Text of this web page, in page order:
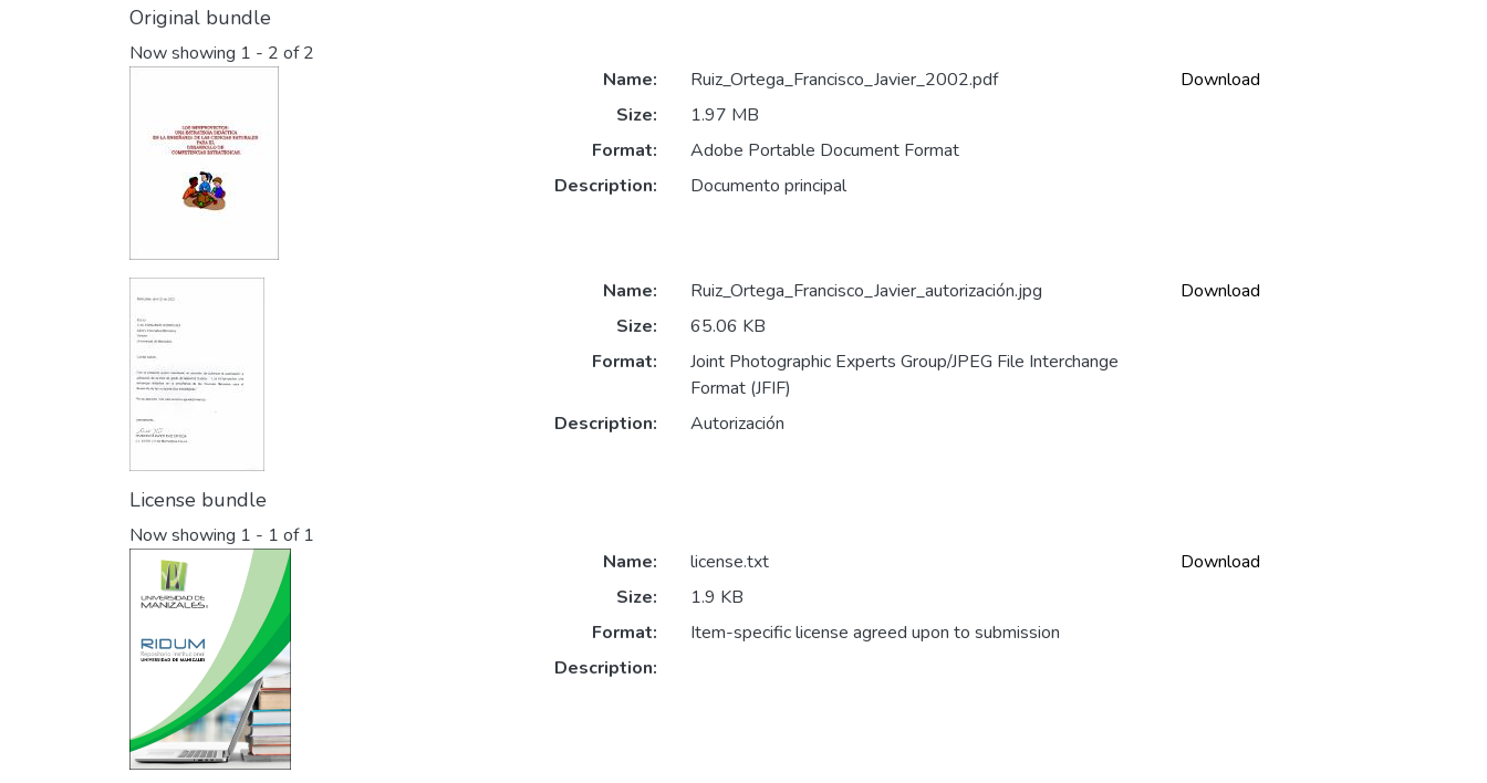
Original bundle
Now showing 1 - 2 of 2
Name:
Ruiz_Ortega_Francisco_Javier_2002.pdf
Size:
1.97 MB
Format:
Adobe Portable Document Format
Description:
Documento principal
Download
Name:
Ruiz_Ortega_Francisco_Javier_autorización.jpg
Size:
65.06 KB
Format:
Joint Photographic Experts Group/JPEG File Interchange
Format (JFIF)
Description:
Autorización
Download
License bundle
Now showing 1 - 1 of 1
Name:
license.txt
Size:
1.9 KB
Format:
Item-specific license agreed upon to submission
Description:
Download